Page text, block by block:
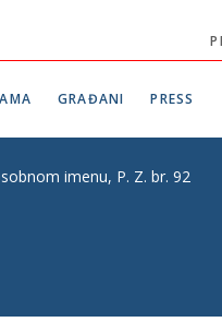
GRAĐANI PRESS
imenu, P. Z. br. 92